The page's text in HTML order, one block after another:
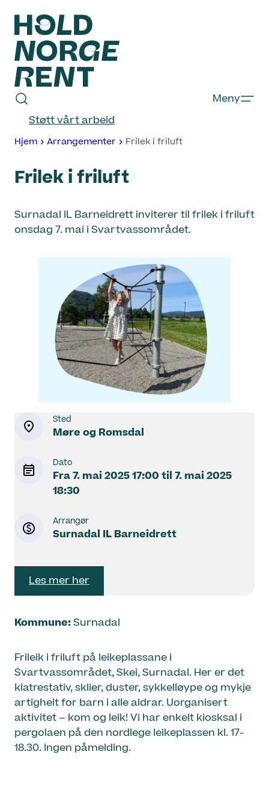
Hopp
innhold
Hold
Norge
Rent
Støtt vårt arbeid
Meny
Hjem Arrangementer Frilek i friluft
Frilek i friluft
Surnadal IL Barneidrett inviterer til frilek i friluft
onsdag 7. mai i Svartvassområdet.
Sted
Møre og Romsdal
Dato
Fra7. mai 202517:00 til 7. mai 2025
18:30
Arrangør
Surnadal IL Barneidrett
Les mer her
Kommune:Surnadal
Frileik i friluft på leikeplassane i
Svartvassområdet, Skei, Surnadal. Her er det
klatrestativ, sklier, duster, sykkelløype og mykje
artigheit for barn i alle aldrar. Uorganisert
aktivitet – kom og leik! Vi har enkelt kiosksal i
pergolaen på den nordlege leikeplassen kl. 17-
18.30. Ingen påmelding.